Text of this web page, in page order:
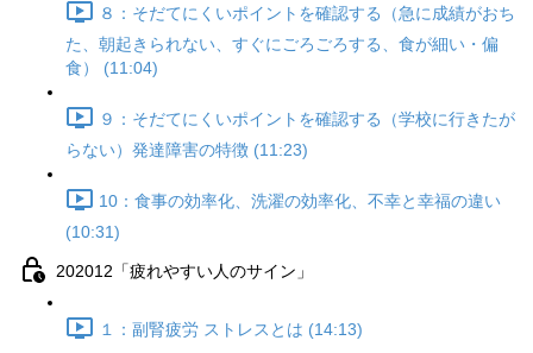
８：そだてにくいポイントを確認する（急に成績がおち
た、朝起きられない、すぐにごろごろする、食が細い・偏
食） (11:04)
９：そだてにくいポイントを確認する（学校に行きたが
らない）発達障害の特徴 (11:23)
10：食事の効率化、洗濯の効率化、不幸と幸福の違い
(10:31)
202012「疲れやすい人のサイン」
１：副腎疲労 ストレスとは (14:13)